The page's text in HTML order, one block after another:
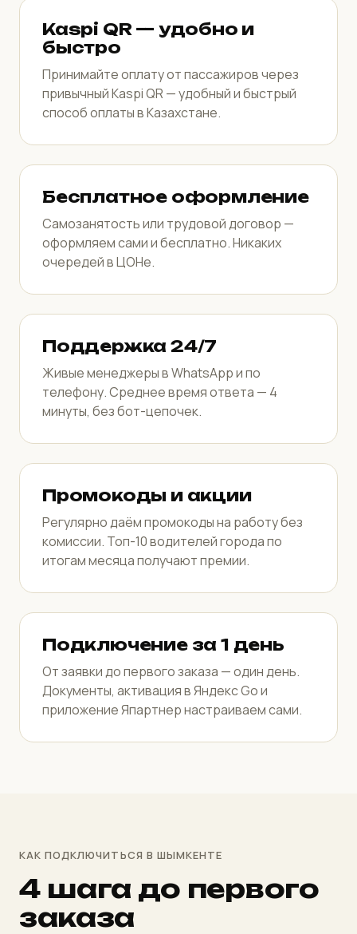
Kaspi QR — удобно и
быстро
Принимайте оплату от пассажиров через
привычный Kaspi QR — удобный и быстрый
способ оплаты в Казахстане.
Бесплатное оформление
Самозанятость или трудовой договор —
оформляем сами и бесплатно. Никаких
очередей в ЦОНе.
Поддержка 24/7
Живые менеджеры в WhatsApp и по
телефону. Среднее время ответа — 4
минуты, без бот-цепочек.
Промокоды и акции
Регулярно даём промокоды на работу без
комиссии. Топ-10 водителей города по
итогам месяца получают премии.
Подключение за 1 день
От заявки до первого заказа — один день.
Документы, активация в Яндекс Go и
приложение Япартнер настраиваем сами.
КАК ПОДКЛЮЧИТЬСЯ В ШЫМКЕНТЕ
4 шага до первого
заказа